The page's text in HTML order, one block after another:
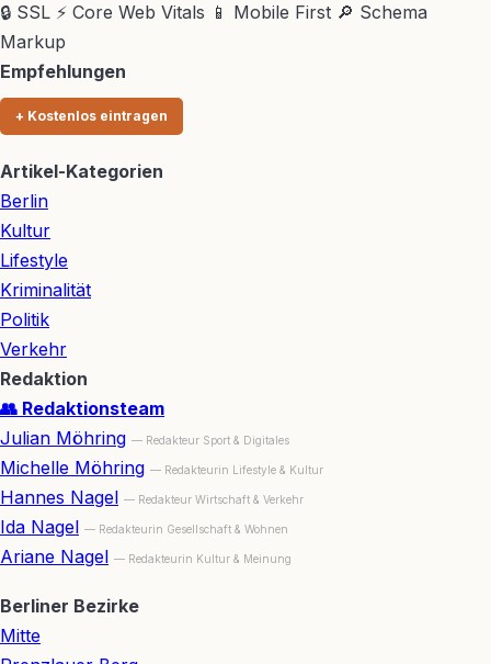
🔒 SSL ⚡ Core Web Vitals 📱 Mobile First 🔎 Schema
Markup
Empfehlungen
+ Kostenlos eintragen
Artikel-Kategorien
Berlin
Kultur
Lifestyle
Kriminalität
Politik
Verkehr
Redaktion
👥 Redaktionsteam
Julian Möhring — Redakteur Sport & Digitales
Michelle Möhring — Redakteurin Lifestyle & Kultur
Hannes Nagel — Redakteur Wirtschaft & Verkehr
Ida Nagel — Redakteurin Gesellschaft & Wohnen
Ariane Nagel — Redakteurin Kultur & Meinung
Berliner Bezirke
Mitte